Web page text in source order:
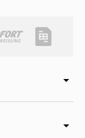
arrow_drop_down
arrow_drop_down